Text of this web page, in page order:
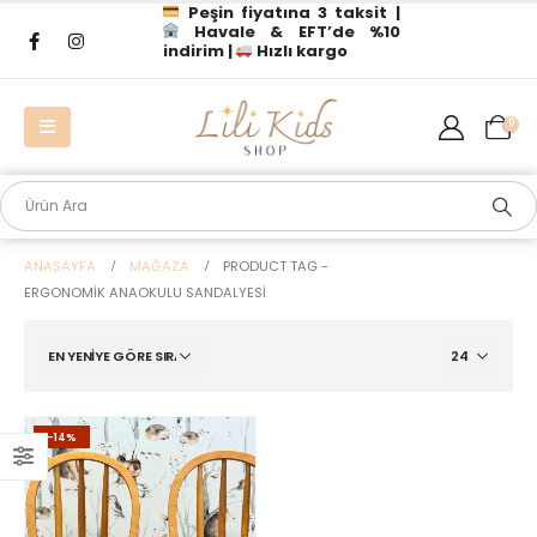
Peşin fiyatına 3 taksit |
Havale & EFT’de %10
indirim |
Hızlı kargo
0
ANASAYFA MAĞAZA
PRODUCT TAG -
ERGONOMIK ANAOKULU SANDALYESI
-14%